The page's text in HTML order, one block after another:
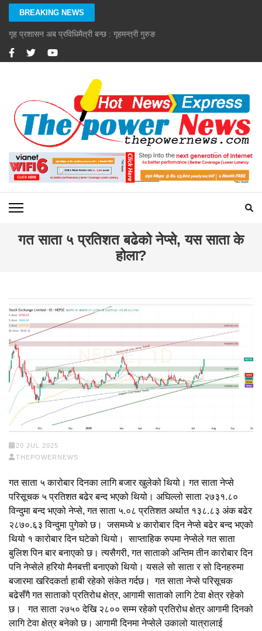
Skip
content
(Press
Enter)
BREAKING NEWS
गृह प्रशासन अब प्रविधिमैत्री बन्छ : गृहमन्त्री गुरुङ
गत साता ५ प्रतिशत बढेको नेप्से, यस साता के
होला?
20 JUL 2025
THEPOWERNEWS
गत साता ५ कारोबार दिनका लागि बजार खुलेको थियो। गत साता नेप्से
परिसूचक ५ प्रतिशत बढेर बन्द भएको थियो। अघिल्लो साता २७३१.८०
विन्दुमा बन्द भएको नेप्से, गत साता ५.०८ प्रतिशत अर्थात १३८.८३ अंक बढेर
२८७०.६३ विन्दुमा पुगेको छ। जसमध्ये ४ कारोबार दिन नेप्से बढेर बन्द भएको
थियो १ कारोबार दिन घटेको थियो। साप्ताहिक रुपमा नेप्सेले गत साता
बुलिश पिन बार बनाएको छ। त्यसैगरी, गत साताको अन्तिम तीन कारोबार दिन
पनि नेप्सेले हरियो मैनबत्ती बनाएको थियो। यसले सो साता र सो दिनहरुमा
बजारमा खरिदकर्ता हाबी रहेको संकेत गर्दछ। गत साता नेप्से परिसूचक
बढेसँगै गत साताको प्रतिरोध क्षेत्र, आगामी साताको लागि टेवा क्षेत्र रहेको
छ। गत साता २७५० देखि २८०० सम्म रहेको प्रतिरोध क्षेत्र आगामी दिनको
लागि टेवा क्षेत्र बनेको छ। आगामी दिनमा नेप्सेले उकालो यात्रालाई